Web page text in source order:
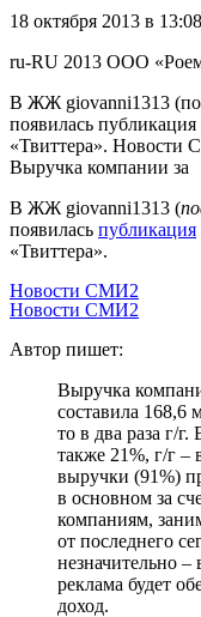
18 октября 2013 в 13:08
ru-RU 2013 ООО
В ЖЖ giovanni1313
появилась
«Твиттера».
Выручка компании за
В ЖЖ giovanni1313 (
появилась публикация
«Твиттера».
Новости СМИ2
Новости СМИ2
Автор пишет:
Выручка
составила 168,6
то в два раза г/
также 21%, г/г –
выручки (91%)
в основном за
компаниям,
от последнего
незначительно
реклама будет
доход.